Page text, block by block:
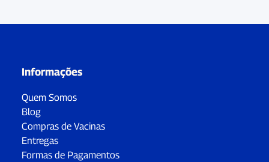
Informações
Quem Somos
Blog
Compras de Vacinas
Entregas
Formas de Pagamentos